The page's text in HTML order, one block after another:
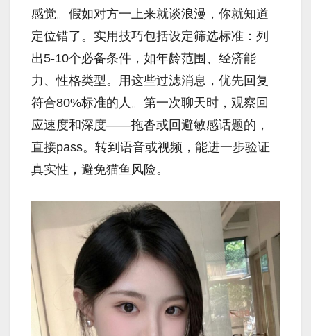
感觉。假如对方一上来就谈浪漫，你就知道
定位错了。实用技巧包括设定筛选标准：列
出5-10个必备条件，如年龄范围、经济能
力、性格类型。用这些过滤消息，优先回复
符合80%标准的人。第一次聊天时，观察回
应速度和深度——拖沓或回避敏感话题的，
直接pass。转到语音或视频，能进一步验证
真实性，避免猫鱼风险。